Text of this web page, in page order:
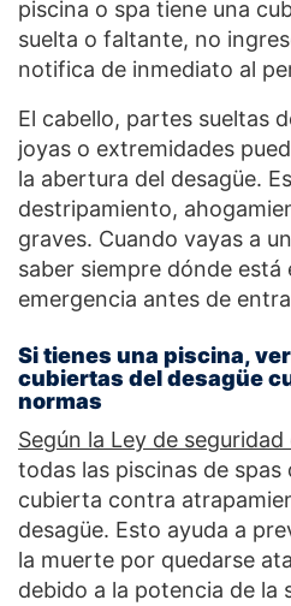
piscina o spa tiene una
suelta o faltante, no
notifica de inmediato al
El cabello, partes sueltas
joyas o extremidades
la abertura del desagüe.
destripamiento,
graves. Cuando vayas a
saber siempre dónde está
emergencia antes de
Si tienes una piscina,
cubiertas del desagüe
normas
Según la Ley de
todas las piscinas de spas
cubierta contra
desagüe. Esto ayuda a
la muerte por quedarse
debido a la potencia de la